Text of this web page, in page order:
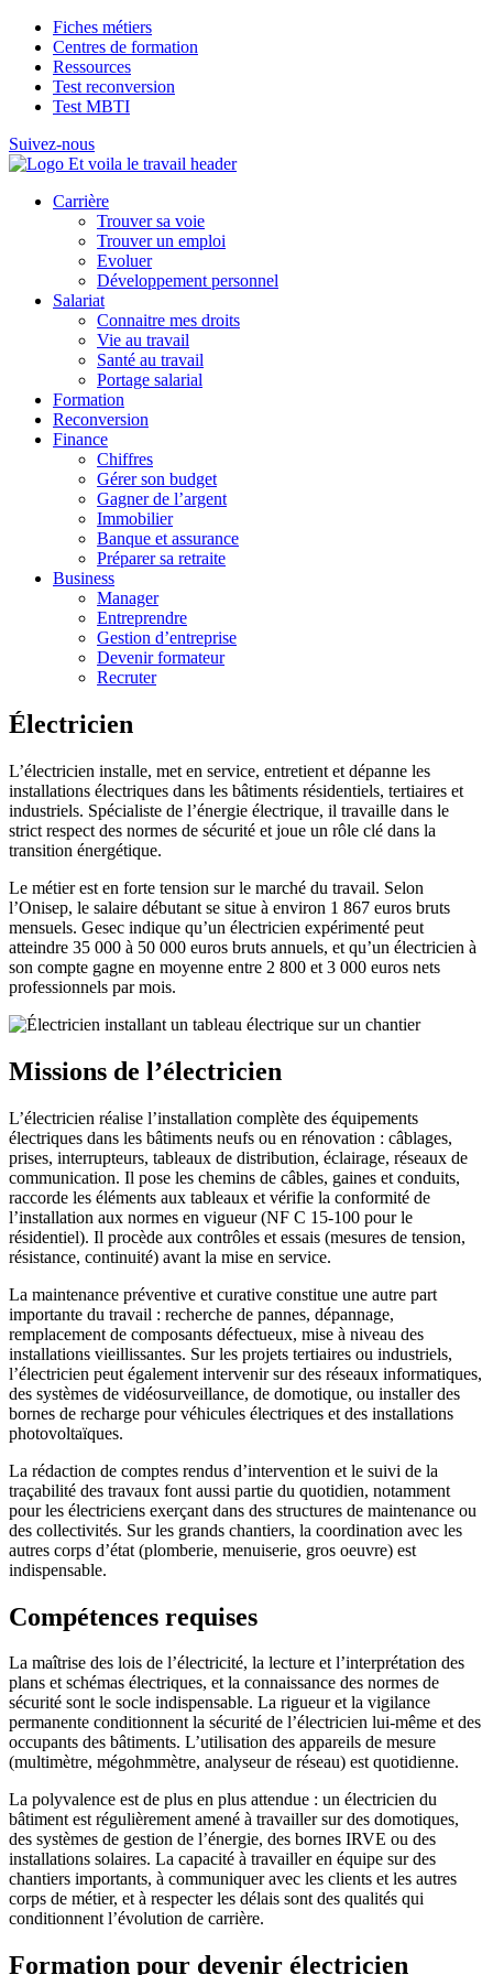
Fiches métiers
Centres de formation
Ressources
Test reconversion
Test MBTI
Suivez-nous
Carrière
Trouver sa voie
Trouver un emploi
Evoluer
Développement personnel
Salariat
Connaitre mes droits
Vie au travail
Santé au travail
Portage salarial
Formation
Reconversion
Finance
Chiffres
Gérer son budget
Gagner de l’argent
Immobilier
Banque et assurance
Préparer sa retraite
Business
Manager
Entreprendre
Gestion d’entreprise
Devenir formateur
Recruter
Électricien
L’électricien installe, met en service, entretient et dépanne les
installations électriques dans les bâtiments résidentiels, tertiaires et
industriels. Spécialiste de l’énergie électrique, il travaille dans le
strict respect des normes de sécurité et joue un rôle clé dans la
transition énergétique.
Le métier est en forte tension sur le marché du travail. Selon
l’Onisep, le salaire débutant se situe à environ 1 867 euros bruts
mensuels. Gesec indique qu’un électricien expérimenté peut
atteindre 35 000 à 50 000 euros bruts annuels, et qu’un électricien à
son compte gagne en moyenne entre 2 800 et 3 000 euros nets
professionnels par mois.
Missions de l’électricien
L’électricien réalise l’installation complète des équipements
électriques dans les bâtiments neufs ou en rénovation : câblages,
prises, interrupteurs, tableaux de distribution, éclairage, réseaux de
communication. Il pose les chemins de câbles, gaines et conduits,
raccorde les éléments aux tableaux et vérifie la conformité de
l’installation aux normes en vigueur (NF C 15-100 pour le
résidentiel). Il procède aux contrôles et essais (mesures de tension,
résistance, continuité) avant la mise en service.
La maintenance préventive et curative constitue une autre part
importante du travail : recherche de pannes, dépannage,
remplacement de composants défectueux, mise à niveau des
installations vieillissantes. Sur les projets tertiaires ou industriels,
l’électricien peut également intervenir sur des réseaux informatiques,
des systèmes de vidéosurveillance, de domotique, ou installer des
bornes de recharge pour véhicules électriques et des installations
photovoltaïques.
La rédaction de comptes rendus d’intervention et le suivi de la
traçabilité des travaux font aussi partie du quotidien, notamment
pour les électriciens exerçant dans des structures de maintenance ou
des collectivités. Sur les grands chantiers, la coordination avec les
autres corps d’état (plomberie, menuiserie, gros oeuvre) est
indispensable.
Compétences requises
La maîtrise des lois de l’électricité, la lecture et l’interprétation des
plans et schémas électriques, et la connaissance des normes de
sécurité sont le socle indispensable. La rigueur et la vigilance
permanente conditionnent la sécurité de l’électricien lui-même et des
occupants des bâtiments. L’utilisation des appareils de mesure
(multimètre, mégohmmètre, analyseur de réseau) est quotidienne.
La polyvalence est de plus en plus attendue : un électricien du
bâtiment est régulièrement amené à travailler sur des domotiques,
des systèmes de gestion de l’énergie, des bornes IRVE ou des
installations solaires. La capacité à travailler en équipe sur des
chantiers importants, à communiquer avec les clients et les autres
corps de métier, et à respecter les délais sont des qualités qui
conditionnent l’évolution de carrière.
Formation pour devenir électricien